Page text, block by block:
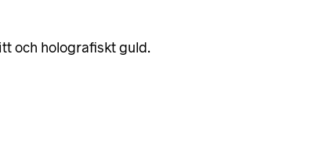
och holografiskt guld.